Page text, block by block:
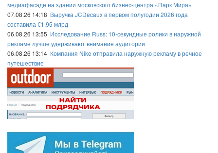
медиафасаде на здании московского бизнес-центра «Парк Мира»
07.08.26 14:18 Выручка JCDecaux в первом полугодии 2026 года
составила €1,95 млрд
06.08.26 13:55 Исследование Russ: 10-секундные ролики в наружной
рекламе лучше удерживают внимание аудитории
06.08.26 13:14 Компания Nike отправила наружную рекламу в речное
путешествие